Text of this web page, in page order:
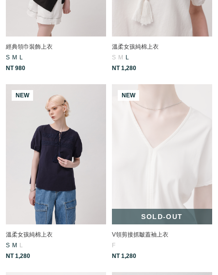
經典領巾裝飾上衣
S M L
NT 980
溫柔女孩純棉上衣
S M L
NT 1,280
NEW
溫柔女孩純棉上衣
S M
L
NT 1,280
SOLD-OUT
NEW
V領剪接抓皺蓋袖上衣
F
NT 1,280